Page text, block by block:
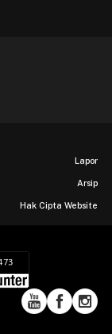
Lapor
Arsip
Hak Cipta Website